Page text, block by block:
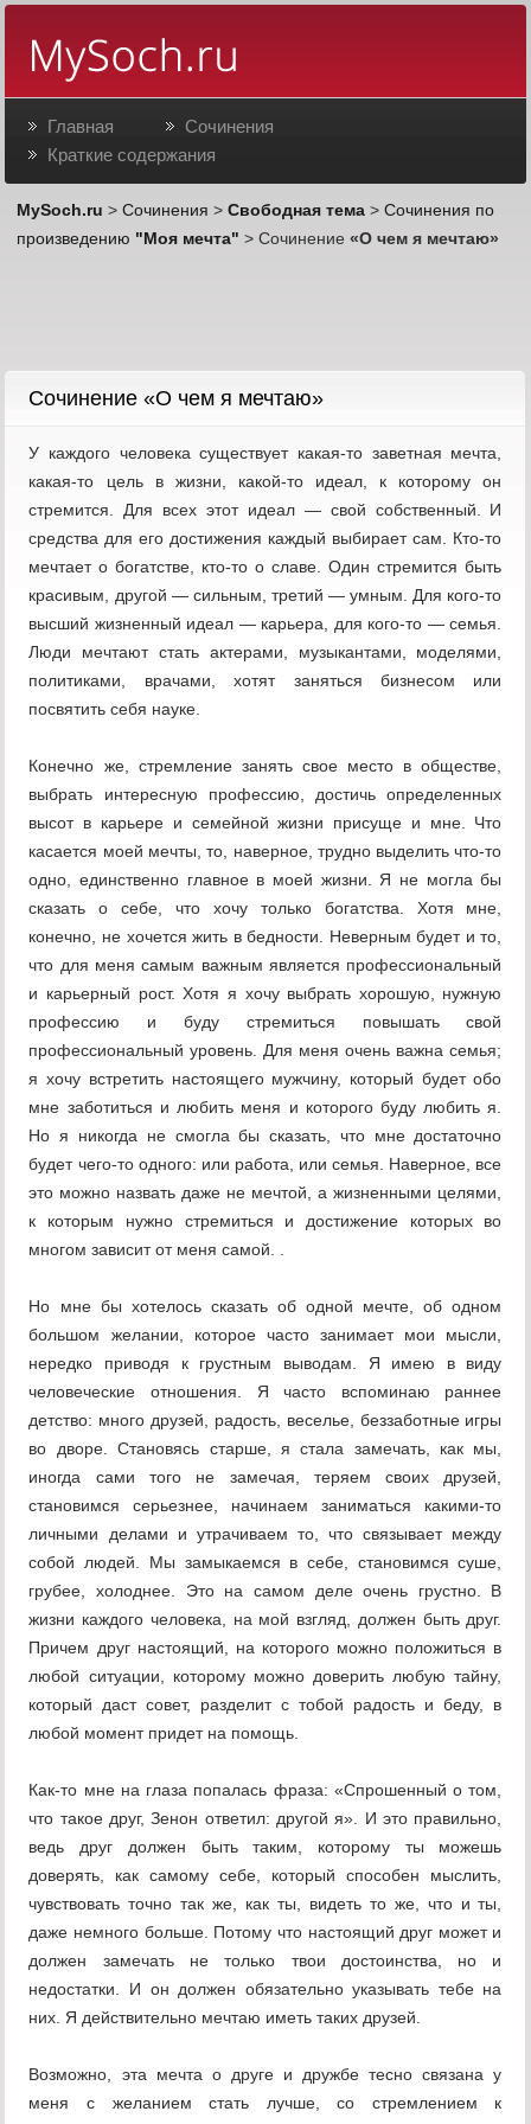
Главная
Сочинения
Краткие содержания
MySoch.ru >Сочинения >Свободная тема >Сочинения по
произведению "Моя мечта" > Сочинение«О чем я мечтаю»
Cочинение «О чем я мечтаю»
У каждого человека существует какая-то заветная мечта,
какая-то цель в жизни, какой-то идеал, к которому он
стремится. Для всех этот идеал — свой собственный. И
средства для его достижения каждый выбирает сам. Кто-то
мечтает о богатстве, кто-то о славе. Один стремится быть
красивым, другой — сильным, третий — умным. Для кого-то
высший жизненный идеал — карьера, для кого-то — семья.
Люди мечтают стать актерами, музыкантами, моделями,
политиками, врачами, хотят заняться бизнесом или
посвятить себя науке.
Конечно же, стремление занять свое место в обществе,
выбрать интересную профессию, достичь определенных
высот в карьере и семейной жизни присуще и мне. Что
касается моей мечты, то, наверное, трудно выделить что-то
одно, единственно главное в моей жизни. Я не могла бы
сказать о себе, что хочу только богатства. Хотя мне,
конечно, не хочется жить в бедности. Неверным будет и то,
что для меня самым важным является профессиональный
и карьерный рост. Хотя я хочу выбрать хорошую, нужную
профессию и буду стремиться повышать свой
профессиональный уровень. Для меня очень важна семья;
я хочу встретить настоящего мужчину, который будет обо
мне заботиться и любить меня и которого буду любить я.
Но я никогда не смогла бы сказать, что мне достаточно
будет чего-то одного: или работа, или семья. Наверное, все
это можно назвать даже не мечтой, а жизненными целями,
к которым нужно стремиться и достижение которых во
многом зависит от меня самой. .
Но мне бы хотелось сказать об одной мечте, об одном
большом желании, которое часто занимает мои мысли,
нередко приводя к грустным выводам. Я имею в виду
человеческие отношения. Я часто вспоминаю раннее
детство: много друзей, радость, веселье, беззаботные игры
во дворе. Становясь старше, я стала замечать, как мы,
иногда сами того не замечая, теряем своих друзей,
становимся серьезнее, начинаем заниматься какими-то
личными делами и утрачиваем то, что связывает между
собой людей. Мы замыкаемся в себе, становимся суше,
грубее, холоднее. Это на самом деле очень грустно. В
жизни каждого человека, на мой взгляд, должен быть друг.
Причем друг настоящий, на которого можно положиться в
любой ситуации, которому можно доверить любую тайну,
который даст совет, разделит с тобой радость и беду, в
любой момент придет на помощь.
Как-то мне на глаза попалась фраза: «Спрошенный о том,
что такое друг, Зенон ответил: другой я». И это правильно,
ведь друг должен быть таким, которому ты можешь
доверять, как самому себе, который способен мыслить,
чувствовать точно так же, как ты, видеть то же, что и ты,
даже немного больше. Потому что настоящий друг может и
должен замечать не только твои достоинства, но и
недостатки. И он должен обязательно указывать тебе на
них. Я действительно мечтаю иметь таких друзей.
Возможно, эта мечта о друге и дружбе тесно связана у
меня с желанием стать лучше, со стремлением к